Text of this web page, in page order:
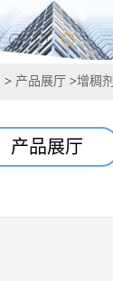
> 产品展厅 >增稠剂
产品展厅